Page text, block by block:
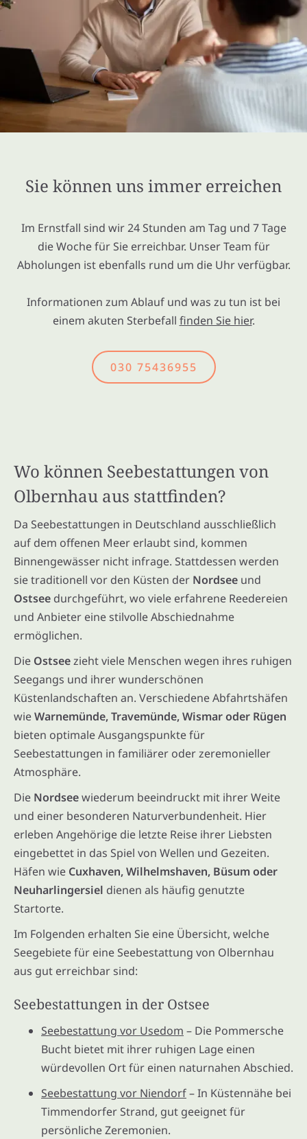
Sie können uns immer erreichen
Im Ernstfall sind wir 24 Stunden am Tag und 7 Tage
die Woche für Sie erreichbar. Unser Team für
Abholungen ist ebenfalls rund um die Uhr verfügbar.
Informationen zum Ablauf und was zu tun ist bei
einem akuten Sterbefall finden Sie hier.
030 75436955
Wo können Seebestattungen von
Olbernhau aus stattfinden?
Da Seebestattungen in Deutschland ausschließlich
auf dem offenen Meer erlaubt sind, kommen
Binnengewässer nicht infrage. Stattdessen werden
sie traditionell vor den Küsten der Nordsee und
Ostsee durchgeführt, wo viele erfahrene Reedereien
und Anbieter eine stilvolle Abschiednahme
ermöglichen.
Die Ostseezieht viele Menschen wegen ihres ruhigen
Seegangs und ihrer wunderschönen
Küstenlandschaften an. Verschiedene Abfahrtshäfen
wieWarnemünde, Travemünde, Wismar oder Rügen
bieten optimale Ausgangspunkte für
Seebestattungen in familiärer oder zeremonieller
Atmosphäre.
Die Nordseewiederum beeindruckt mit ihrer Weite
und einer besonderen Naturverbundenheit. Hier
erleben Angehörige die letzte Reise ihrer Liebsten
eingebettet in das Spiel von Wellen und Gezeiten.
Häfen wie Cuxhaven, Wilhelmshaven, Büsum oder
Neuharlingersiel dienen als häufig genutzte
Startorte.
Im Folgenden erhalten Sie eine Übersicht, welche
Seegebiete für eine Seebestattung von Olbernhau
aus gut erreichbar sind:
Seebestattungen in der Ostsee
Seebestattung vor Usedom – Die Pommersche
Bucht bietet mit ihrer ruhigen Lage einen
würdevollen Ort für einen naturnahen Abschied.
Seebestattung vor Niendorf– In Küstennähe bei
Timmendorfer Strand, gut geeignet für
persönliche Zeremonien.